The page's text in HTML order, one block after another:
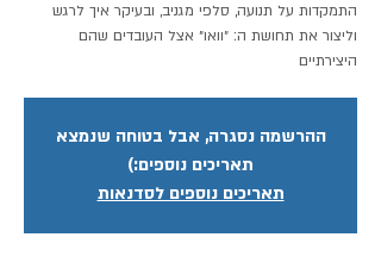
התמקדות על תנועה, סלפי מגניב, ובעיקר איך לרגש
וליצור את תחושת ה: ״וואו״ אצל העובדים שהם
היצירתיים
ההרשמה נסגרה, אבל בטוחה שנמצא
תאריכים נוספים:)
תאריכים נוספים לסדנאות